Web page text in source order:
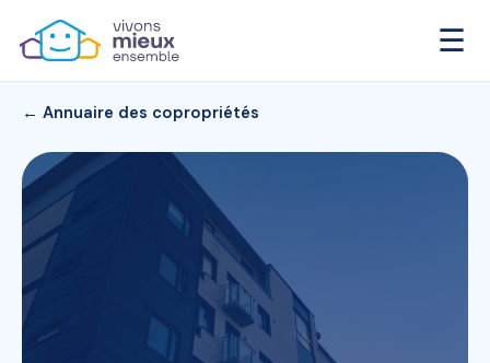
☰
← Annuaire des copropriétés